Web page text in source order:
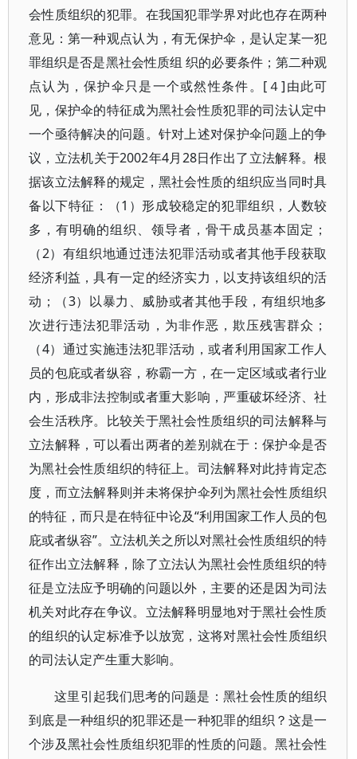
会性质组织的犯罪。在我国犯罪学界对此也存在两种
意见：第一种观点认为，有无保护伞，是认定某一犯
罪组织是否是黑社会性质组 织的必要条件；第二种观
点认为，保护伞只是一个或然性条件。[４]由此可
见，保护伞的特征成为黑社会性质犯罪的司法认定中
一个亟待解决的问题。针对上述对保护伞问题上的争
议，立法机关于2002年4月28日作出了立法解释。根
据该立法解释的规定，黑社会性质的组织应当同时具
备以下特征：（1）形成较稳定的犯罪组织，人数较
多，有明确的组织、领导者，骨干成员基本固定；
（2）有组织地通过违法犯罪活动或者其他手段获取
经济利益，具有一定的经济实力，以支持该组织的活
动；（3）以暴力、威胁或者其他手段，有组织地多
次进行违法犯罪活动，为非作恶，欺压残害群众；
（4）通过实施违法犯罪活动，或者利用国家工作人
员的包庇或者纵容，称霸一方，在一定区域或者行业
内，形成非法控制或者重大影响，严重破坏经济、社
会生活秩序。比较关于黑社会性质组织的司法解释与
立法解释，可以看出两者的差别就在于：保护伞是否
为黑社会性质组织的特征上。司法解释对此持肯定态
度，而立法解释则并未将保护伞列为黑社会性质组织
的特征，而只是在特征中论及“利用国家工作人员的包
庇或者纵容”。立法机关之所以对黑社会性质组织的特
征作出立法解释，除了立法认为黑社会性质组织的特
征是立法应予明确的问题以外，主要的还是因为司法
机关对此存在争议。立法解释明显地对于黑社会性质
的组织的认定标准予以放宽，这将对黑社会性质组织
的司法认定产生重大影响。
这里引起我们思考的问题是：黑社会性质的组织
到底是一种组织的犯罪还是一种犯罪的组织？这是一
个涉及黑社会性质组织犯罪的性质的问题。黑社会性